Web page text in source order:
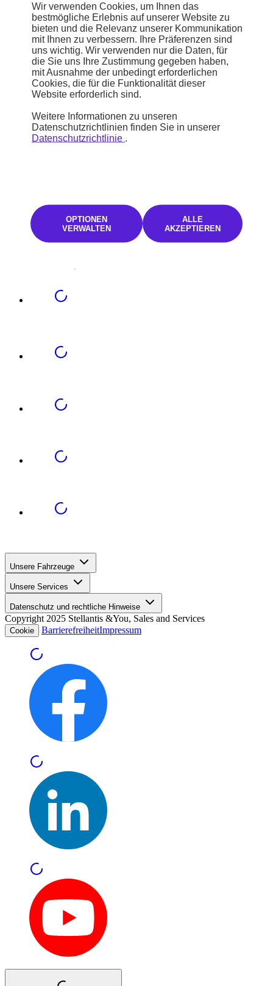
Unsere Fahrzeuge
Unsere Services
Datenschutz und rechtliche Hinweise
Copyright 2025 Stellantis &You, Sales and Services
Cookie BarrierefreiheitImpressum
Wir verwenden Cookies, um Ihnen das
bestmögliche Erlebnis auf unserer Website zu
bieten und die Relevanz unserer Kommunikation
mit Ihnen zu verbessern. Ihre Präferenzen sind
uns wichtig. Wir verwenden nur die Daten, für
die Sie uns Ihre Zustimmung gegeben haben,
mit Ausnahme der unbedingt erforderlichen
Cookies, die für die Funktionalität dieser
Website erforderlich sind.
Weitere Informationen zu unseren
Datenschutzrichtlinien finden Sie in unserer
Datenschutzrichtlinie
OPTIONEN
VERWALTEN
ALLE
AKZEPTIEREN